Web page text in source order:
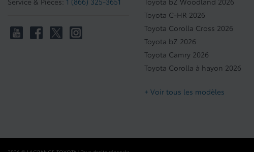
Toyota C-HR 2026
Toyota Corolla Cross 2026
Toyota bZ 2026
Toyota Camry 2026
Toyota Corolla à hayon 2026
+ Voir tous les modèles